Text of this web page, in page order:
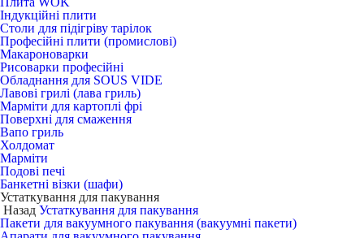
Індукційні плити
Столи для підігріву тарілок
Професійні плити (промислові)
Макароноварки
Рисоварки професійні
Обладнання для SOUS VIDE
Лавові грилі (лава гриль)
Марміти для картоплі фрі
Поверхні для смаження
Вапо гриль
Холдомат
Марміти
Подові печі
Банкетні візки (шафи)
Устаткування для пакування
Назад Устаткування для пакування
Пакети для вакуумного пакування (вакуумні пакети)